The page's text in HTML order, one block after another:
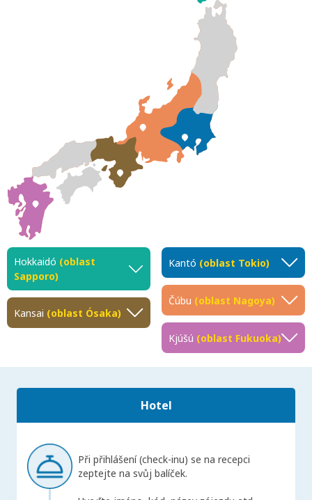
Hokkaidó (oblast
Sapporo)
Kansai (oblast Ósaka)
Kantó (oblast Tokio)
Čúbu (oblast Nagoya)
Kjúšú (oblast Fukuoka)
Hotel
Při přihlášení (check-inu) se na recepci
zeptejte na svůj balíček.